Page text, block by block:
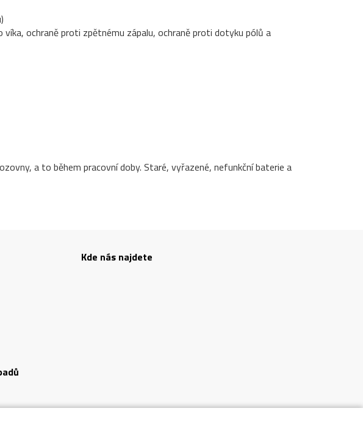
ochraně proti zpětnému zápalu, ochraně proti dotyku pólů a
a to během pracovní doby. Staré, vyřazené, nefunkční baterie a
Kde nás najdete